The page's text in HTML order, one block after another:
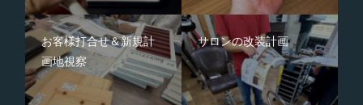
お客様打合せ＆新規計
画地視察
サロンの改装計画